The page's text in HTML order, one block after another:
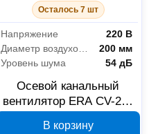
Осталось 7 шт
Напряжение
220 В
Диаметр воздуховодов
200 мм
Уровень шума
54 дБ
Осевой канальный
вентилятор ERA CV-200
В корзину